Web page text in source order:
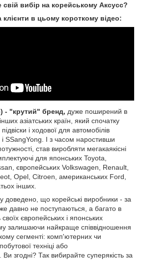
вибір на корейському Аксусс?
клієнти в цьому короткому відео:
бренд, дуже поширений в
азіатських країн, який спочатку
і ходової для автомобілів
SSangYong. І з часом наростивши
став виробляти мегакаякісні
для японських Toyota,
європейських Volkswagen, Renault,
Opel, Citroen, американських Ford,
інших.
доведено, що корейські виробники - за
давно не поступаються, а багато в
європейських і японських
залишаючи найкраще співвідношення
сегменті: комп'ютерних чи
техніці або
згодні? Так вибирайте суперякість за